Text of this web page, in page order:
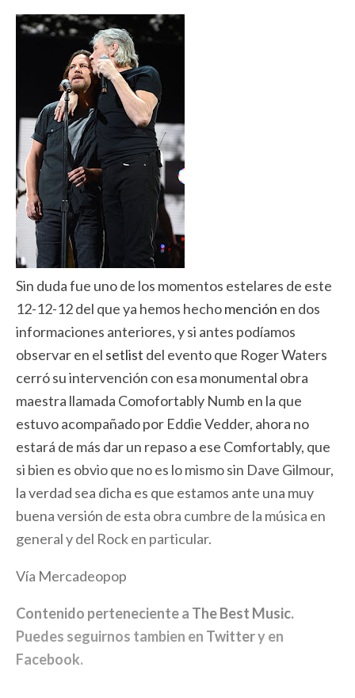
Sin duda fue uno de los momentos estelares de este
12-12-12 del que ya hemos hechomención en dos
informaciones anteriores, y si antes podíamos
observar en el setlist del evento que Roger Waters
cerró su intervención con esa monumental obra
maestra llamada Comofortably Numb en la que
estuvo acompañado por Eddie Vedder, ahora no
estará de más dar un repaso a ese Comfortably, que
si bien es obvio que no es lo mismo sin Dave Gilmour,
la verdad sea dicha es que estamos ante una muy
buena versión de esta obra cumbre de la música en
general y del Rock en particular.
Vía Mercadeopop
Contenido perteneciente a The Best Music.
Puedes seguirnos tambien en Twittery en
Facebook.